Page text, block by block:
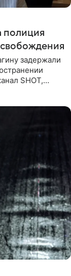
полиция
задержали
SHOT,